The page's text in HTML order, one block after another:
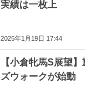
実績は一枚上
2025年1月19日 17:44
【小倉牝馬S展望
ズウォークが始動